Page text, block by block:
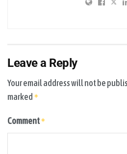
Leave a Reply
Your email address will not be
marked *
Comment*